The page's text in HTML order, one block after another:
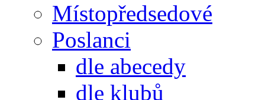
Místopředsedové
Poslanci
dle abecedy
dle klubů